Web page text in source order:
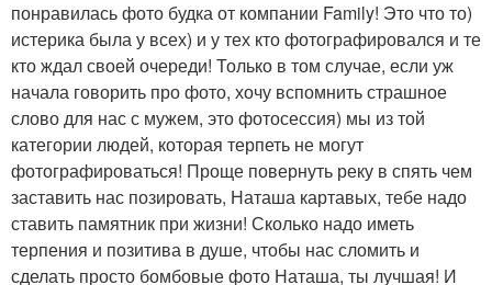
понравилась фото будка от компании Family! Это что то)
истерика была у всех) и у тех кто фотографировался и те
кто ждал своей очереди! Только в том случае, если уж
начала говорить про фото, хочу вспомнить страшное
слово для нас с мужем, это фотосессия) мы из той
категории людей, которая терпеть не могут
фотографироваться! Проще повернуть реку в спять чем
заставить нас позировать, Наташа картавых, тебе надо
ставить памятник при жизни! Сколько надо иметь
терпения и позитива в душе, чтобы нас сломить и
сделать просто бомбовые фото Наташа, ты лучшая! И